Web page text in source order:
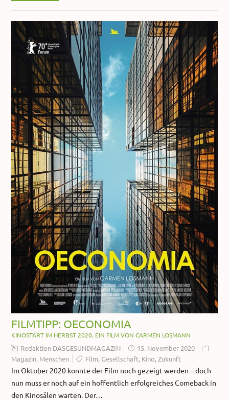
FILMTIPP: OECONOMIA
KINOSTART IM HERBST 2020. EIN FILM VON CARMEN LOSMANN
Redaktion DASGESUNDMAGAZIN
15. November 2020
Magazin, Menschen Film,Gesellschaft, Kino,Zukunft
Im Oktober 2020 konnte der Film noch gezeigt werden – doch
nun muss er noch auf ein hoffentlich erfolgreiches Comeback in
den Kinosälen warten. Der…